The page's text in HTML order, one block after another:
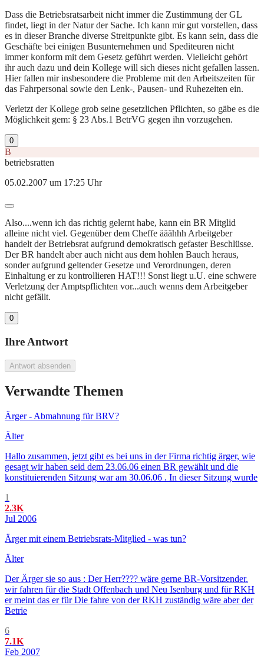
Dass die Betriebsratsarbeit nicht immer die Zustimmung der GL
findet, liegt in der Natur der Sache. Ich kann mir gut vorstellen, dass
es in dieser Branche diverse Streitpunkte gibt. Es kann sein, dass die
Geschäfte bei einigen Busunternehmen und Spediteuren nicht
immer konform mit dem Gesetz geführt werden. Vielleicht gehört
ihr auch dazu und dein Kollege will sich dieses nicht gefallen lassen.
Hier fallen mir insbesondere die Probleme mit den Arbeitszeiten für
das Fahrpersonal sowie den Lenk-, Pausen- und Ruhezeiten ein.
Verletzt der Kollege grob seine gesetzlichen Pflichten, so gäbe es die
Möglichkeit gem: § 23 Abs.1 BetrVG gegen ihn vorzugehen.
0
B
betriebsratten
05.02.2007 um 17:25 Uhr
Also....wenn ich das richtig gelernt habe, kann ein BR Mitglid
alleine nicht viel. Gegenüber dem Cheffe ääähhh Arbeitgeber
handelt der Betriebsrat aufgrund demokratisch gefaster Beschlüsse.
Der BR handelt aber auch nicht aus dem hohlen Bauch heraus,
sonder aufgrund geltender Gesetze und Verordnungen, deren
Einhaltung er zu kontrollieren HAT!!! Sonst liegt u.U. eine schwere
Verletzung der Amptspflichten vor...auch wenns dem Arbeitgeber
nicht gefällt.
0
Ihre Antwort
Antwort absenden
Verwandte Themen
Ärger - Abmahnung für BRV?
Älter
Hallo zusammen, jetzt gibt es bei uns in der Firma richtig ärger, wie
gesagt wir haben seid dem 23.06.06 einen BR gewählt und die
konstituierenden Sitzung war am 30.06.06 . In dieser Sitzung wurde
1
2.3K
Jul 2006
Ärger mit einem Betriebsrats-Mitglied - was tun?
Älter
Der Ärger sie so aus : Der Herr???? wäre gerne BR-Vorsitzender.
wir fahren für die Stadt Offenbach und Neu Isenburg und für RKH
er meint das er für Die fahre von der RKH zuständig wäre aber der
Betrie
6
7.1K
Feb 2007